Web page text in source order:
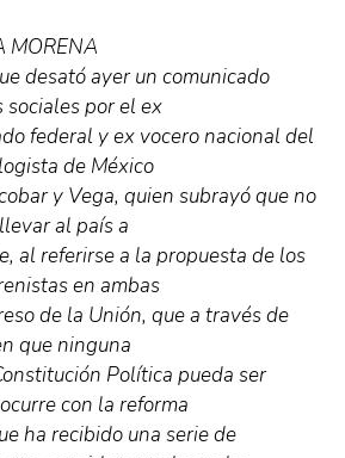
MORENA
desató ayer un comunicado
por el ex
federal y ex vocero nacional del
de México
y Vega, quien subrayó que no
al país a
al referirse a la propuesta de los
en ambas
de la Unión, que a través de
que ninguna
Política pueda ser
con la reforma
ha recibido una serie de